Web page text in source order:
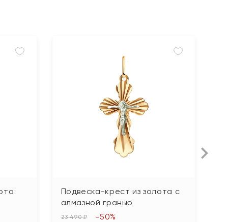
Подвеска-крест из золота с
алмазной гранью
23 490 ₽ -50%